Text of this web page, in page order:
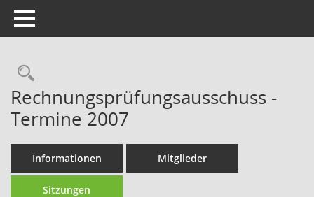
Toggle navigation
Rechercheauswahl
Rechnungsprüfungsausschuss -
Termine 2007
Informationen Mitglieder
Sitzungen